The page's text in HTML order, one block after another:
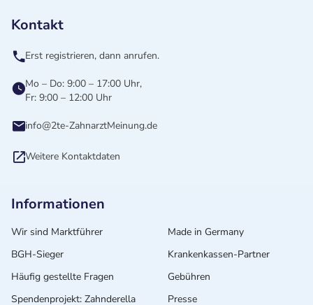
Kontakt
Erst registrieren, dann anrufen.
Mo – Do: 9:00 – 17:00 Uhr,
Fr: 9:00 – 12:00 Uhr
info@2te-ZahnarztMeinung.de
Weitere Kontaktdaten
Informationen
Wir sind Marktführer
Made in Germany
BGH-Sieger
Krankenkassen-Partner
Häufig gestellte Fragen
Gebühren
Spendenprojekt: Zahnderella
Presse